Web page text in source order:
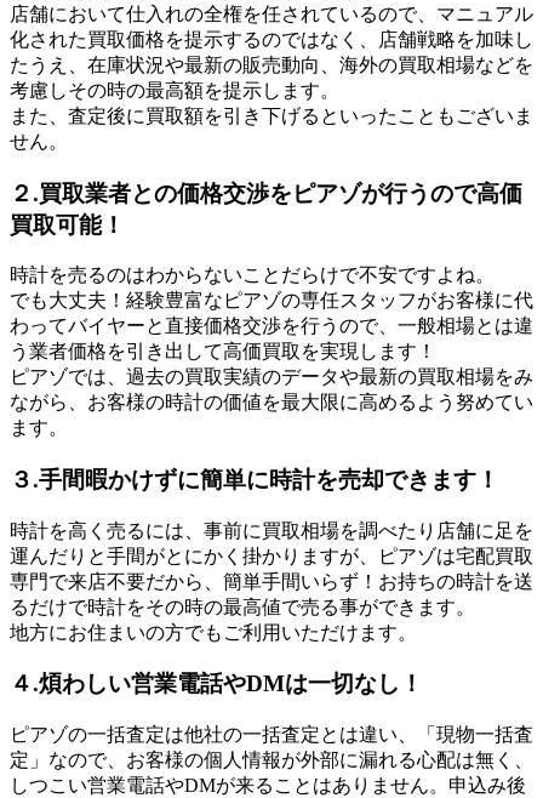
店舗において仕入れの全権を任されているので、マニュアル
化された買取価格を提示するのではなく、店舗戦略を加味し
たうえ、在庫状況や最新の販売動向、海外の買取相場などを
考慮しその時の最高額を提示します。
また、査定後に買取額を引き下げるといったこともございま
せん。
２.買取業者との価格交渉をピアゾが行うので高価
買取可能！
時計を売るのはわからないことだらけで不安ですよね。
でも大丈夫！経験豊富なピアゾの専任スタッフがお客様に代
わってバイヤーと直接価格交渉を行うので、一般相場とは違
う業者価格を引き出して高価買取を実現します！
ピアゾでは、過去の買取実績のデータや最新の買取相場をみ
ながら、お客様の時計の価値を最大限に高めるよう努めてい
ます。
３.手間暇かけずに簡単に時計を売却できます！
時計を高く売るには、事前に買取相場を調べたり店舗に足を
運んだりと手間がとにかく掛かりますが、ピアゾは宅配買取
専門で来店不要だから、簡単手間いらず！お持ちの時計を送
るだけで時計をその時の最高値で売る事ができます。
地方にお住まいの方でもご利用いただけます。
４.煩わしい営業電話やDMは一切なし！
ピアゾの一括査定は他社の一括査定とは違い、「現物一括査
定」なので、お客様の個人情報が外部に漏れる心配は無く、
しつこい営業電話やDMが来ることはありません。申込み後